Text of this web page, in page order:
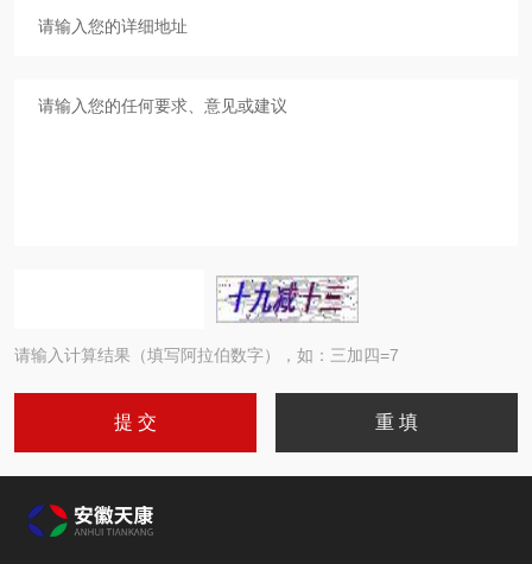
请输入计算结果（填写阿拉伯数字），如：三加四=7